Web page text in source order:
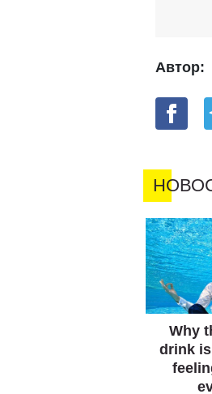
Автор: